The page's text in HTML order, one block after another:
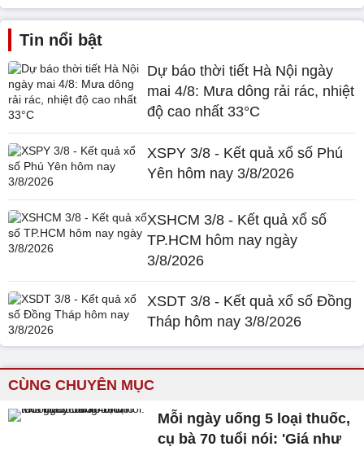
Tin nổi bật
Dự báo thời tiết Hà Nội ngày
mai 4/8: Mưa dông rải rác, nhiệt
độ cao nhất 33°C
XSPY 3/8 - Kết quả xổ số Phú
Yên hôm nay 3/8/2026
XSHCM 3/8 - Kết quả xổ số
TP.HCM hôm nay ngày
3/8/2026
XSDT 3/8 - Kết quả xổ số Đồng
Tháp hôm nay 3/8/2026
CÙNG CHUYÊN MỤC
Mỗi ngày uống 5 loại thuốc,
cụ bà 70 tuổi nói: 'Giá như